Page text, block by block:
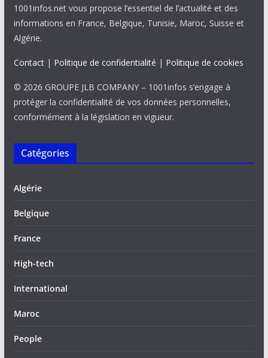
1001infos.net vous propose l’essentiel de l’actualité et des
informations en France, Belgique, Tunisie, Maroc, Suisse et
Algérie.
Contact| Politique de confidentialité | Politique de cookies
© 2026 GROUPE JLB COMPANY – 1001infos s’engage à
protéger la confidentialité de vos données personnelles,
conformément à la législation en vigueur.
Catégories
Algérie
Belgique
France
High-tech
International
Maroc
People